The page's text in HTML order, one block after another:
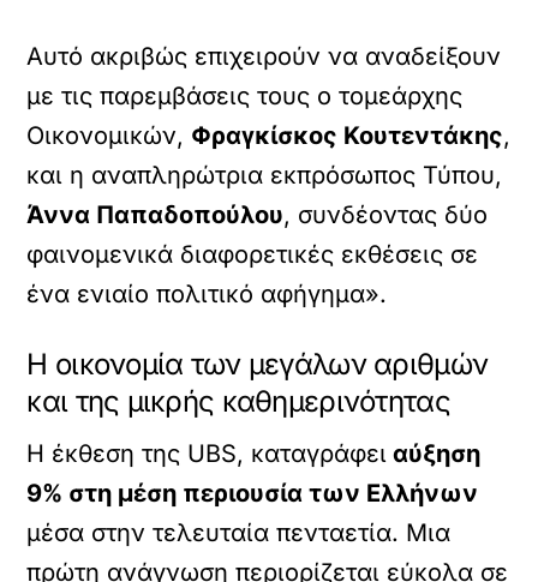
Αυτό ακριβώς επιχειρούν να αναδείξουν
με τις παρεμβάσεις τους ο τομεάρχης
Οικονομικών, Φραγκίσκος Κουτεντάκης,
και η αναπληρώτρια εκπρόσωπος Τύπου,
Άννα Παπαδοπούλου, συνδέοντας δύο
φαινομενικά διαφορετικές εκθέσεις σε
ένα ενιαίο πολιτικό αφήγημα».
Η οικονομία των μεγάλων αριθμών
και της μικρής καθημερινότητας
Η έκθεση της UBS, καταγράφει αύξηση
9% στη μέση περιουσία των Ελλήνων
μέσα στην τελευταία πενταετία. Μια
πρώτη ανάγνωση περιορίζεται εύκολα σε